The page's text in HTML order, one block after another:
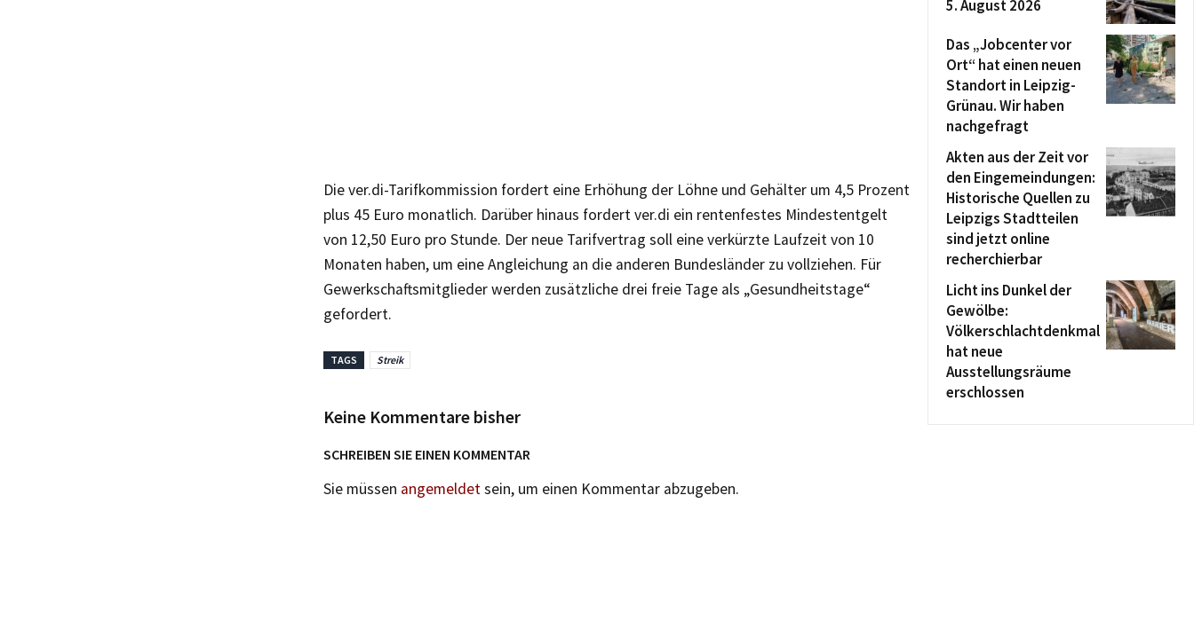
Die ver.di-Tarifkommission fordert eine Erhöhung der Löhne und Gehälter um 4,5 Prozent
plus 45 Euro monatlich. Darüber hinaus fordert ver.di ein rentenfestes Mindestentgelt
von 12,50 Euro pro Stunde. Der neue Tarifvertrag soll eine verkürzte Laufzeit von 10
Monaten haben, um eine Angleichung an die anderen Bundesländer zu vollziehen. Für
Gewerkschaftsmitglieder werden zusätzliche drei freie Tage als „Gesundheitstage“
gefordert.
TAGS Streik
Keine Kommentare bisher
SCHREIBEN SIE EINEN KOMMENTAR
Sie müssen angemeldetsein, um einen Kommentar abzugeben.
5. August 2026
Das „Jobcenter vor
Ort“ hat einen neuen
Standort in Leipzig-
Grünau. Wir haben
nachgefragt
Akten aus der Zeit vor
den Eingemeindungen:
Historische Quellen zu
Leipzigs Stadtteilen
sind jetzt online
recherchierbar
Licht ins Dunkel der
Gewölbe:
Völkerschlachtdenkmal
hat neue
Ausstellungsräume
erschlossen